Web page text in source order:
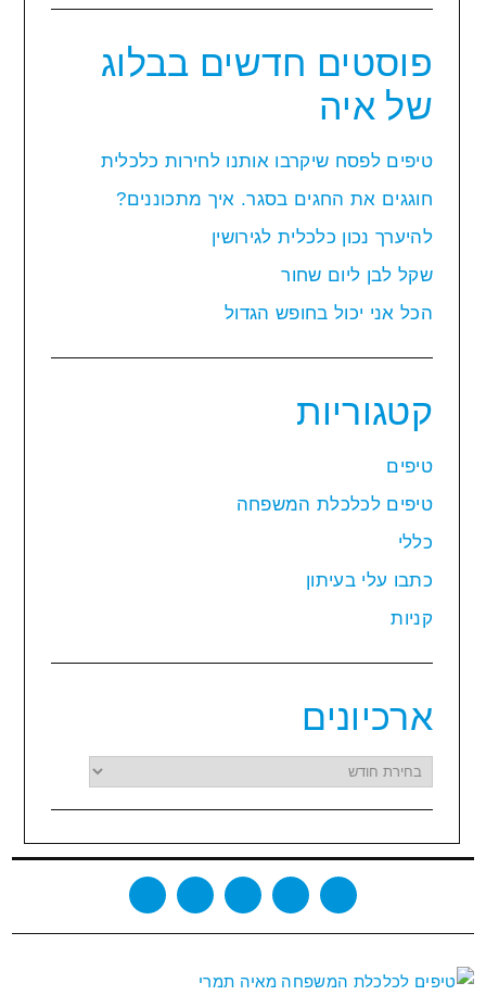
פוסטים חדשים בבלוג
של איה
טיפים לפסח שיקרבו אותנו לחירות כלכלית
חוגגים את החגים בסגר. איך מתכוננים?
להיערך נכון כלכלית לגירושין
שקל לבן ליום שחור
הכל אני יכול בחופש הגדול
קטגוריות
טיפים
טיפים לכלכלת המשפחה
כללי
כתבו עלי בעיתון
קניות
ארכיונים
ארכיונים